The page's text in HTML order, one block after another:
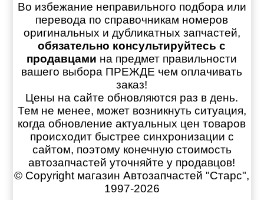
Во избежание неправильного подбора или
перевода по справочникам номеров
оригинальных и дубликатных запчастей,
обязательно консультируйтесь с
продавцами на предмет правильности
вашего выбора ПРЕЖДЕ чем оплачивать
заказ!
Цены на сайте обновляются раз в день.
Тем не менее, может возникнуть ситуация,
когда обновление актуальных цен товаров
происходит быстрее синхронизации с
сайтом, поэтому конечную стоимость
автозапчастей уточняйте у продавцов!
© Copyright магазин Автозапчастей "Старс",
1997-2026